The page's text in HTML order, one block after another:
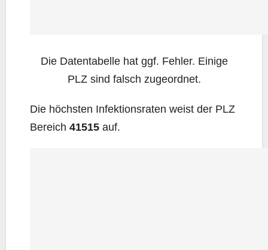
Die Daten­ta­bel­le hat ggf. Feh­ler. Eini­ge
PLZ sind falsch zugeordnet.
Die höchs­ten Infek­ti­ons­ra­ten weist der PLZ
Bereich 41515 auf.